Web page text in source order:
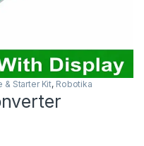
& Starter Kit, Robotika